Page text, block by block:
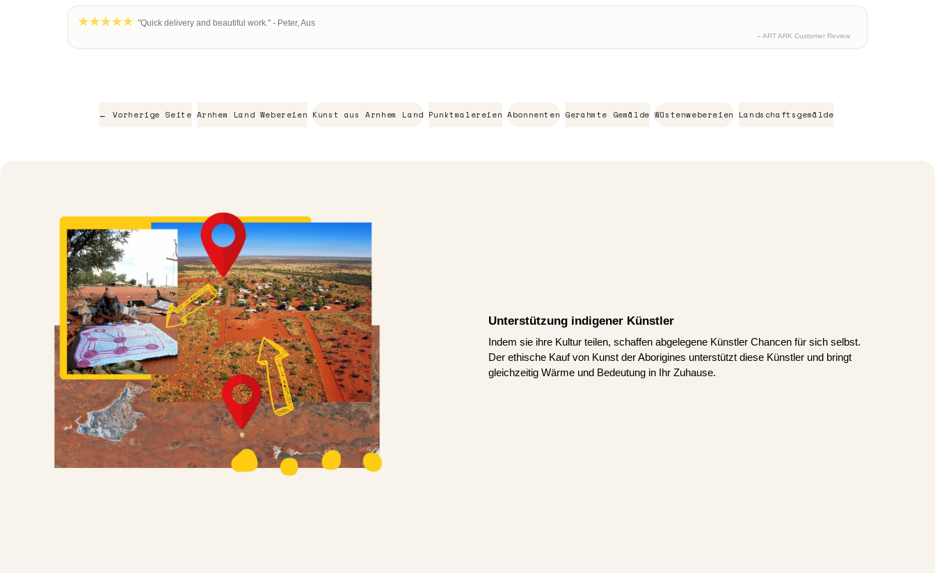
"Quick delivery and beautiful work." - Peter, Aus
– ART ARK Customer Review
← Vorherige Seite Arnhem Land Webereien Kunst aus Arnhem Land Punktmalereien Abonnenten Gerahmte Gemälde Wüstenwebereien Landschaftsgemälde
Unterstützung indigener Künstler
Indem sie ihre Kultur teilen, schaffen abgelegene Künstler Chancen für sich selbst.
Der ethische Kauf von Kunst der Aborigines unterstützt diese Künstler und bringt
gleichzeitig Wärme und Bedeutung in Ihr Zuhause.